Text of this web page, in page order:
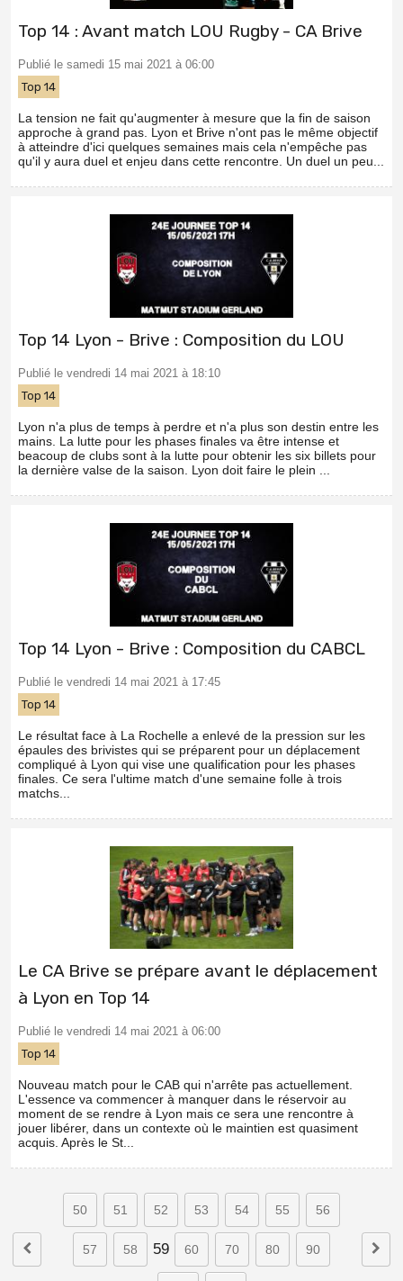
Top 14 : Avant match LOU Rugby - CA Brive
Publié le samedi 15 mai 2021 à 06:00
Top 14
La tension ne fait qu'augmenter à mesure que la fin de saison
approche à grand pas. Lyon et Brive n'ont pas le même objectif
à atteindre d'ici quelques semaines mais cela n'empêche pas
qu'il y aura duel et enjeu dans cette rencontre. Un duel un peu...
Top 14 Lyon - Brive : Composition du LOU
Publié le vendredi 14 mai 2021 à 18:10
Top 14
Lyon n'a plus de temps à perdre et n'a plus son destin entre les
mains. La lutte pour les phases finales va être intense et
beacoup de clubs sont à la lutte pour obtenir les six billets pour
la dernière valse de la saison. Lyon doit faire le plein ...
Top 14 Lyon - Brive : Composition du CABCL
Publié le vendredi 14 mai 2021 à 17:45
Top 14
Le résultat face à La Rochelle a enlevé de la pression sur les
épaules des brivistes qui se préparent pour un déplacement
compliqué à Lyon qui vise une qualification pour les phases
finales. Ce sera l'ultime match d'une semaine folle à trois
matchs...
Le CA Brive se prépare avant le déplacement
à Lyon en Top 14
Publié le vendredi 14 mai 2021 à 06:00
Top 14
Nouveau match pour le CAB qui n'arrête pas actuellement.
L'essence va commencer à manquer dans le réservoir au
moment de se rendre à Lyon mais ce sera une rencontre à
jouer libérer, dans un contexte où le maintien est quasiment
acquis. Après le St...
50 51 52 53 54 55 56
57 58 59 60 70 80 90